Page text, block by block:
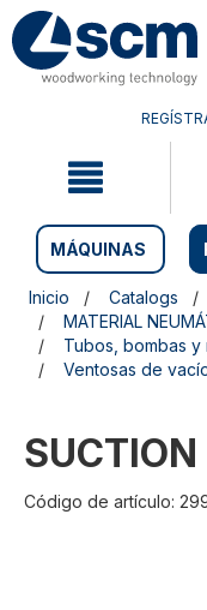
Saltar
contenido
Saltar
menú
MÁQUINAS
Inicio Catalogs
MATERIAL
Tubos, bombas
Ventosas de
SUCTION
Código de artículo: